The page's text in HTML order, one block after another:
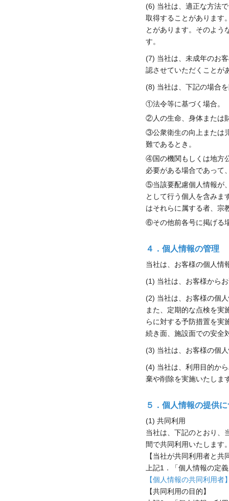
(6) 当社は、適正な方法
取得することがあります
とがあります。そのよう
す。
(7) 当社は、未成年のお
認させていただくことが
(8) 当社は、下記の場合
①法令等に基づく場合。
②人の生命、身体または
③公衆衛生の向上または
難であるとき。
④国の機関もしくは地方
必要がある場合であって
⑤当該要配慮個人情報が
として行う個人を含みま
はそれらに属する者、宗
⑥その他前各号に掲げる
４．個人情報の管理
当社は、お客様の個人情
(1) 当社は、お客様から
(2) 当社は、お客様の個
また、定期的な点検を実
らに対する予防措置を実
続き面、施設面での安全
(3) 当社は、お客様の個
(4) 当社は、利用目的か
棄や削除を実施いたしま
５．個人情報の提供
(1) 共同利用
当社は、下記のとおり、
間で共同利用いたします
【当社が共同利用者と
上記1．「個人情報の定
【個人情報の共同利用者
【共同利用の目的】